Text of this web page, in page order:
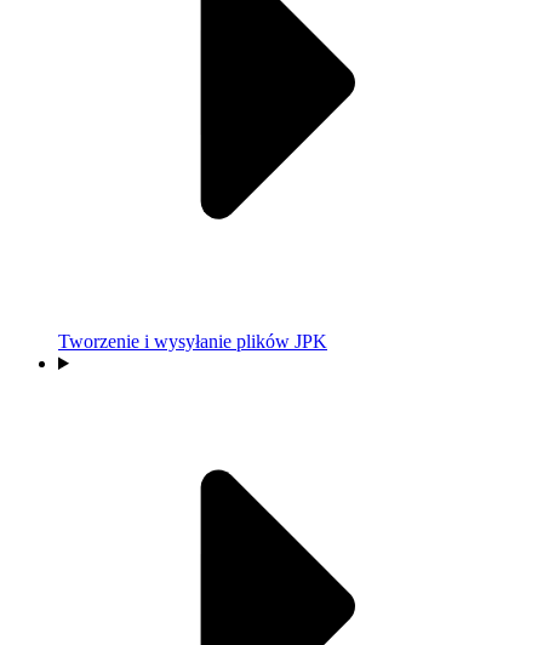
Tworzenie i wysyłanie plików JPK